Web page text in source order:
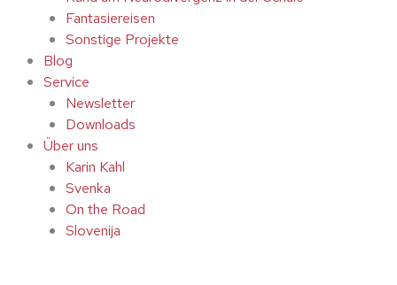
Fantasiereisen
Sonstige Projekte
Blog
Service
Newsletter
Downloads
Über uns
Karin Kahl
Svenka
On the Road
Slovenija